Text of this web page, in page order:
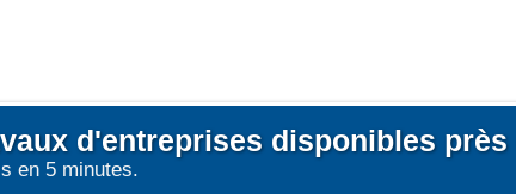
d'entreprises disponibles près
en 5 minutes.
utilisés pour la navigation, le fonctionnement du site et les mesures